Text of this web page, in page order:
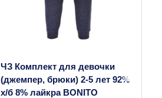
ЧЗ Комплект для девочки
(джемпер, брюки) 2-5 лет 92%
х/б 8% лайкра BONITO